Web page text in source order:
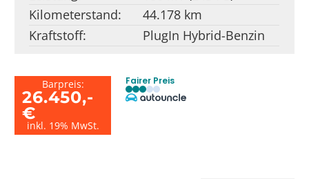
Kilometerstand:
44.178 km
Kraftstoff:
PlugIn Hybrid-Benzin
Barpreis:
26.450,-
€
inkl. 19% MwSt.
Fairer Preis